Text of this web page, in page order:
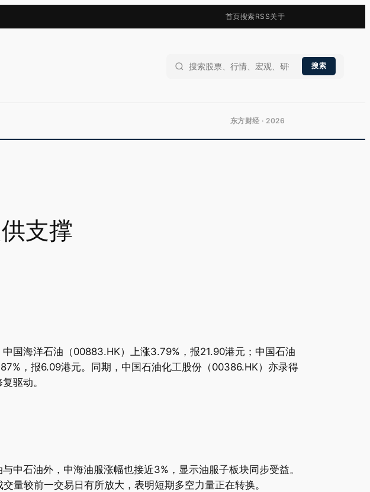
首页搜索RSS关于
搜索
东方财经 · 2026
支撑
国海洋石油（00883.HK）上涨3.79%，报21.90港元；中国石油
，报6.09港元。同期，中国石油化工股份（00386.HK）亦录得
驱动。
中石油外，中海油服涨幅也接近3%，显示油服子板块同步受益。
量较前一交易日有所放大，表明短期多空力量正在转换。